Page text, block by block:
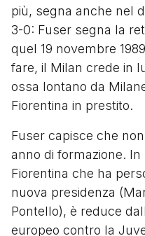
più, segna anche nel
3-0: Fuser segna la
quel 19 novembre
fare, il Milan crede in
ossa lontano da
Fiorentina in prestito.
Fuser capisce che
anno di formazione. In
Fiorentina che ha
nuova presidenza
Pontello), è reduce
europeo contro la